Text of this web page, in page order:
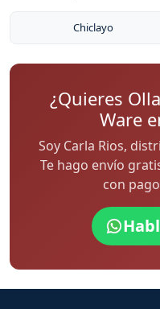
Chiclayo
¿Quieres
Ware
Soy Carla Rios,
Te hago envío
con